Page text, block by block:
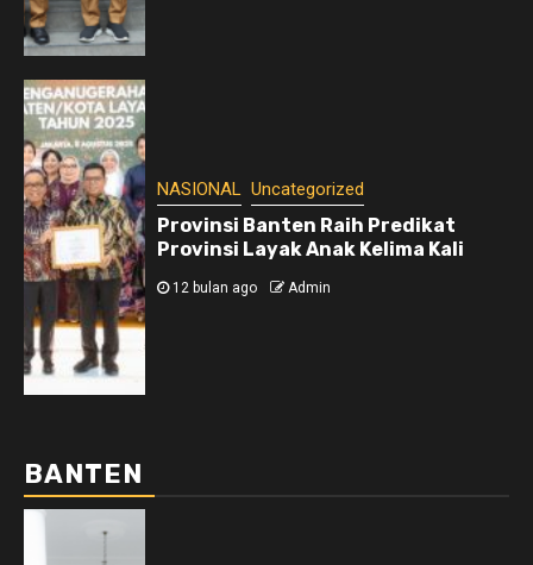
NASIONAL Uncategorized
Provinsi Banten Raih Predikat
Provinsi Layak Anak Kelima Kali
12 bulan ago Admin
BANTEN